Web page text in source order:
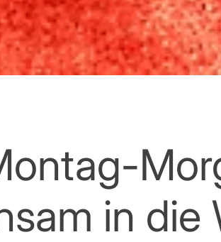
in die